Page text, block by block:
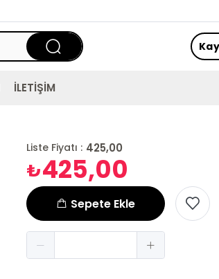
İLETİŞİM
Liste Fiyatı : 425,00
₺425,00
Sepete Ekle